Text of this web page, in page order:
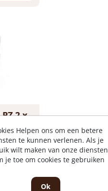
2 x
bits
Helpen ons om een betere
te kunnen verlenen. Als je
wilt maken van onze diensten
je toe om cookies te gebruiken
Ok